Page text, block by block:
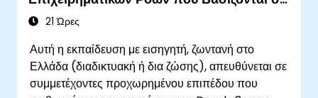
Κανόνες
21 Ώρες
Αυτή η εκπαίδευση με εισηγητή, ζωντανή στο
Ελλάδα (διαδικτυακή ή δια ζώσης), απευθύνεται σε
συμμετέχοντες προχωρημένου επιπέδου που